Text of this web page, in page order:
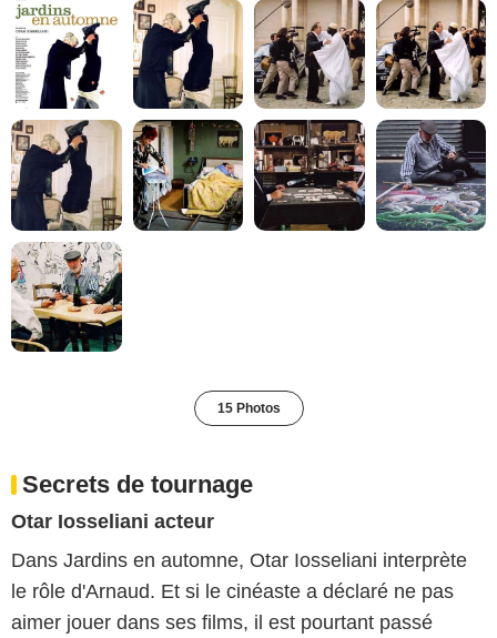
15 Photos
Secrets de tournage
Otar Iosseliani acteur
Dans Jardins en automne, Otar Iosseliani interprète
le rôle d'Arnaud. Et si le cinéaste a déclaré ne pas
aimer jouer dans ses films, il est pourtant passé